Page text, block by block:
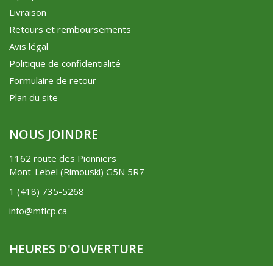
Livraison
Retours et remboursements
Avis légal
Politique de confidentialité
Formulaire de retour
Plan du site
NOUS JOINDRE
1162 route des Pionniers
Mont-Lebel (Rimouski) G5N 5R7
1 (418) 735-5268
info@mtlcp.ca
HEURES D'OUVERTURE